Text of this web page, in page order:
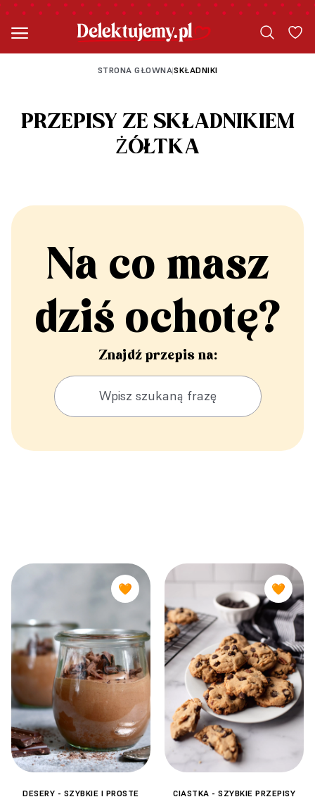
STRONA GŁOWNA|SKŁADNIKI
PRZEPISY ZE SKŁADNIKIEM
ŻÓŁTKA
Na co masz
dziś ochotę?
Znajdź przepis na:
🧡
DESERY - SZYBKIE I PROSTE
🧡
CIASTKA - SZYBKIE PRZEPISY